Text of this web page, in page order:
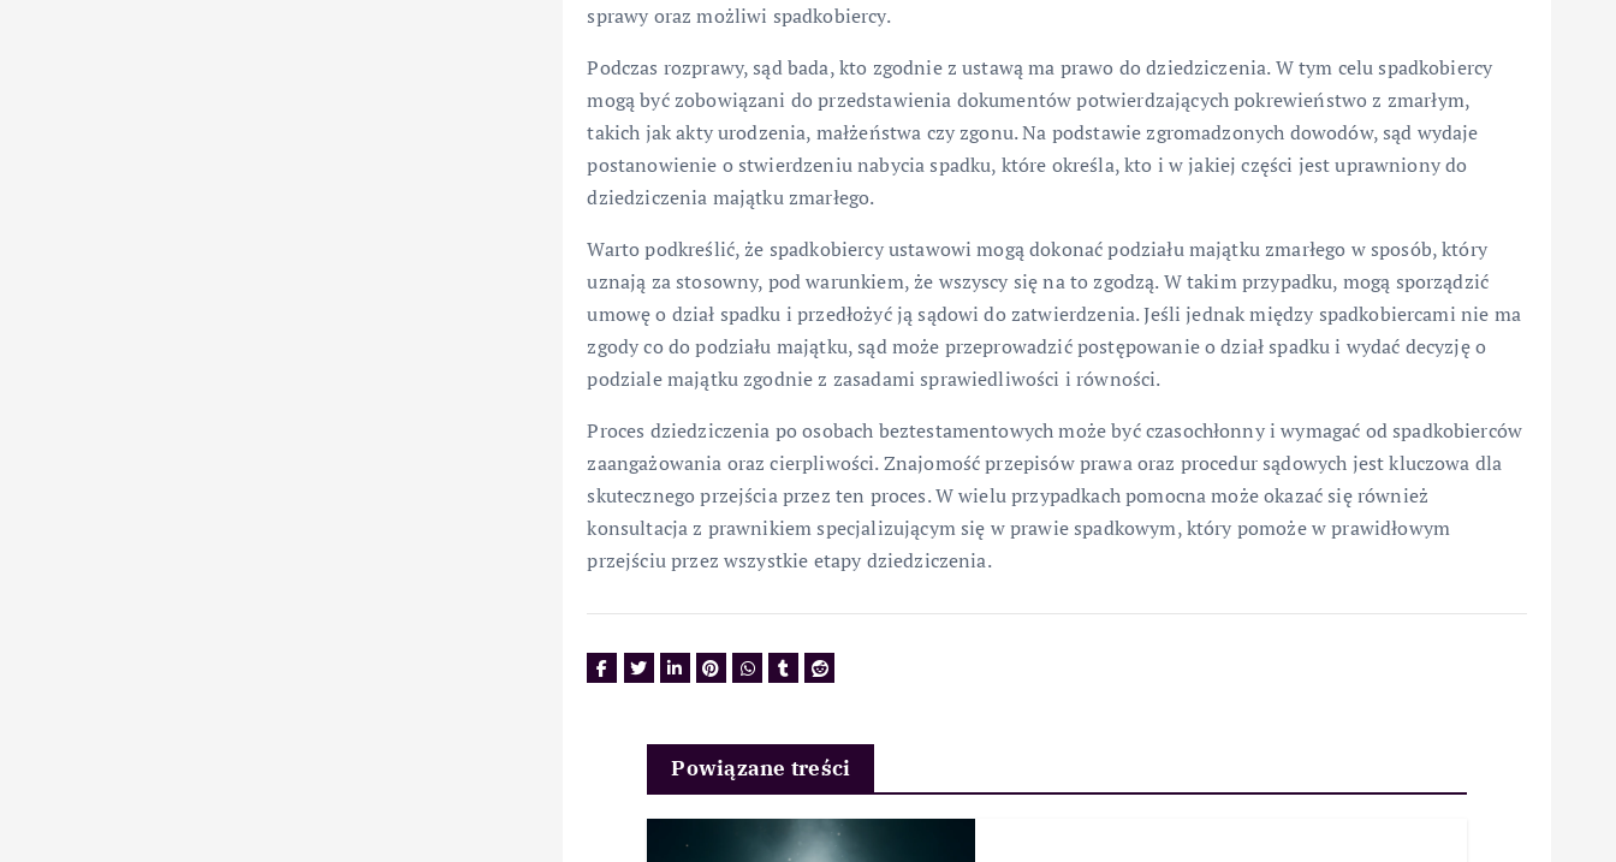
sprawy oraz możliwi spadkobiercy.
Podczas rozprawy, sąd bada, kto zgodnie z ustawą ma prawo do dziedziczenia. W tym celu spadkobiercy
mogą być zobowiązani do przedstawienia dokumentów potwierdzających pokrewieństwo z zmarłym,
takich jak akty urodzenia, małżeństwa czy zgonu. Na podstawie zgromadzonych dowodów, sąd wydaje
postanowienie o stwierdzeniu nabycia spadku, które określa, kto i w jakiej części jest uprawniony do
dziedziczenia majątku zmarłego.
Warto podkreślić, że spadkobiercy ustawowi mogą dokonać podziału majątku zmarłego w sposób, który
uznają za stosowny, pod warunkiem, że wszyscy się na to zgodzą. W takim przypadku, mogą sporządzić
umowę o dział spadku i przedłożyć ją sądowi do zatwierdzenia. Jeśli jednak między spadkobiercami nie ma
zgody co do podziału majątku, sąd może przeprowadzić postępowanie o dział spadku i wydać decyzję o
podziale majątku zgodnie z zasadami sprawiedliwości i równości.
Proces dziedziczenia po osobach beztestamentowych może być czasochłonny i wymagać od spadkobierców
zaangażowania oraz cierpliwości. Znajomość przepisów prawa oraz procedur sądowych jest kluczowa dla
skutecznego przejścia przez ten proces. W wielu przypadkach pomocna może okazać się również
konsultacja z prawnikiem specjalizującym się w prawie spadkowym, który pomoże w prawidłowym
przejściu przez wszystkie etapy dziedziczenia.
Powiązane treści